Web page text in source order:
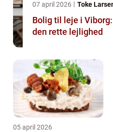
07 april 2026 Toke
Bolig til leje i
den rette lejlighed
05 april 2026